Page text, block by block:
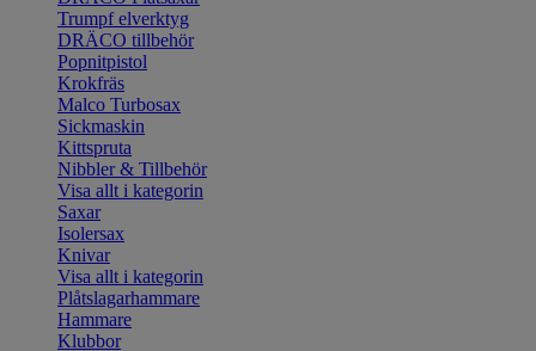
Trumpf elverktyg
DRÄCO tillbehör
Popnitpistol
Krokfräs
Malco Turbosax
Sickmaskin
Kittspruta
Nibbler & Tillbehör
Visa allt i kategorin
Saxar
Isolersax
Knivar
Visa allt i kategorin
Plåtslagarhammare
Hammare
Klubbor